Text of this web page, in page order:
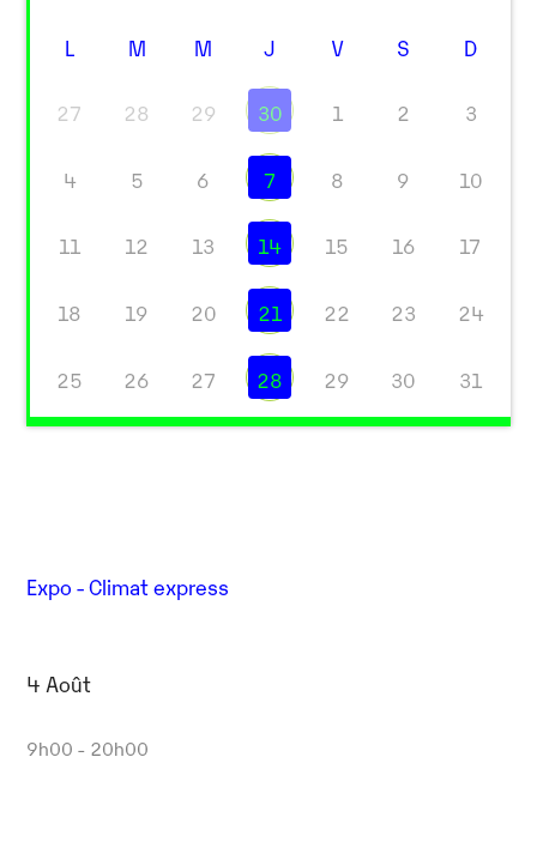
L M M J V S D
27 28 29 30 1 2 3
4 5 6 7 8 9 10
11 12 13 14 15 16 17
18 19 20 21 22 23 24
25 26 27 28 29 30 31
Expo - Climat express
4 Août
9h00 - 20h00